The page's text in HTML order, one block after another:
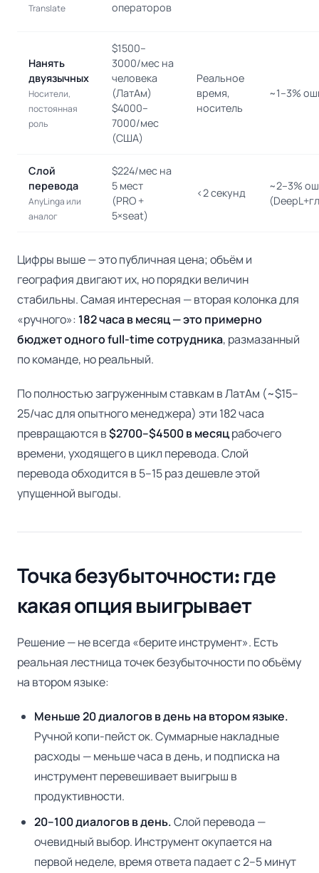
Translate
операторов
Нанять
двуязычных
Носители,
постоянная
роль
$1500–
3000/мес на
человека
(ЛатАм)
$4000–
7000/мес
(США)
Реальное
время,
носитель
~1–3%
Слой
перевода
AnyLinga или
аналог
$224/мес на
5 мест
(PRO +
5×seat)
<2 секунд
~2–3%
Цифры выше — это публичная цена; объём и
география двигают их, но порядки величин
стабильны. Самая интересная — вторая колонка для
«ручного»: 182 часа в месяц — это примерно
бюджет одного full-time сотрудника, размазанный
по команде, но реальный.
По полностью загруженным ставкам в ЛатАм (~$15–
25/час для опытного менеджера) эти 182 часа
превращаются в$2700–$4500 в месяцрабочего
времени, уходящего в цикл перевода. Слой
перевода обходится в 5–15 раз дешевле этой
упущенной выгоды.
Точка безубыточности: где
какая опция выигрывает
Решение — не всегда «берите инструмент». Есть
реальная лестница точек безубыточности по объёму
на втором языке:
Меньше 20 диалогов в день на втором языке.
Ручной копи-пейст ок. Суммарные накладные
расходы — меньше часа в день, и подписка на
инструмент перевешивает выигрыш в
продуктивности.
20–100 диалогов в день.Слой перевода —
очевидный выбор. Инструмент окупается на
первой неделе, время ответа падает с 2–5 минут